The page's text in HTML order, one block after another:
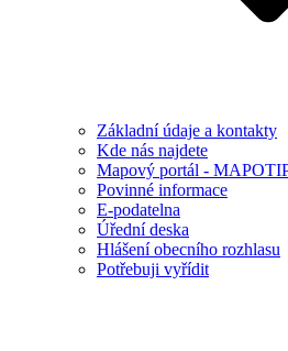
Základní údaje a kontakty
Kde nás najdete
Mapový portál -
Povinné informace
E-podatelna
Úřední deska
Hlášení obecního rozhlasu
Potřebuji vyřídit